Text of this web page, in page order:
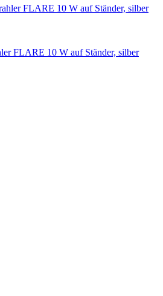
FLARE 10 W auf Ständer, silber